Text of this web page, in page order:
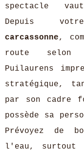
spectacle
Depuis
carcassonne,
route
Puilaurens
stratégique,
par son cadre
possède sa
Prévoyez de
l'eau, surtout